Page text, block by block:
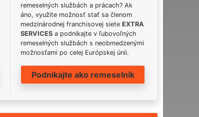
remeselných službách a prácach? Ak
áno, využite možnosť stať sa členom
medzinárodnej franchisovej sieteEXTRA
SERVICES a podnikajte v ľubovoľných
remeselných službách s neobmedzenými
možnosťami po celej Európskej únii.
Podnikajte ako remeselník